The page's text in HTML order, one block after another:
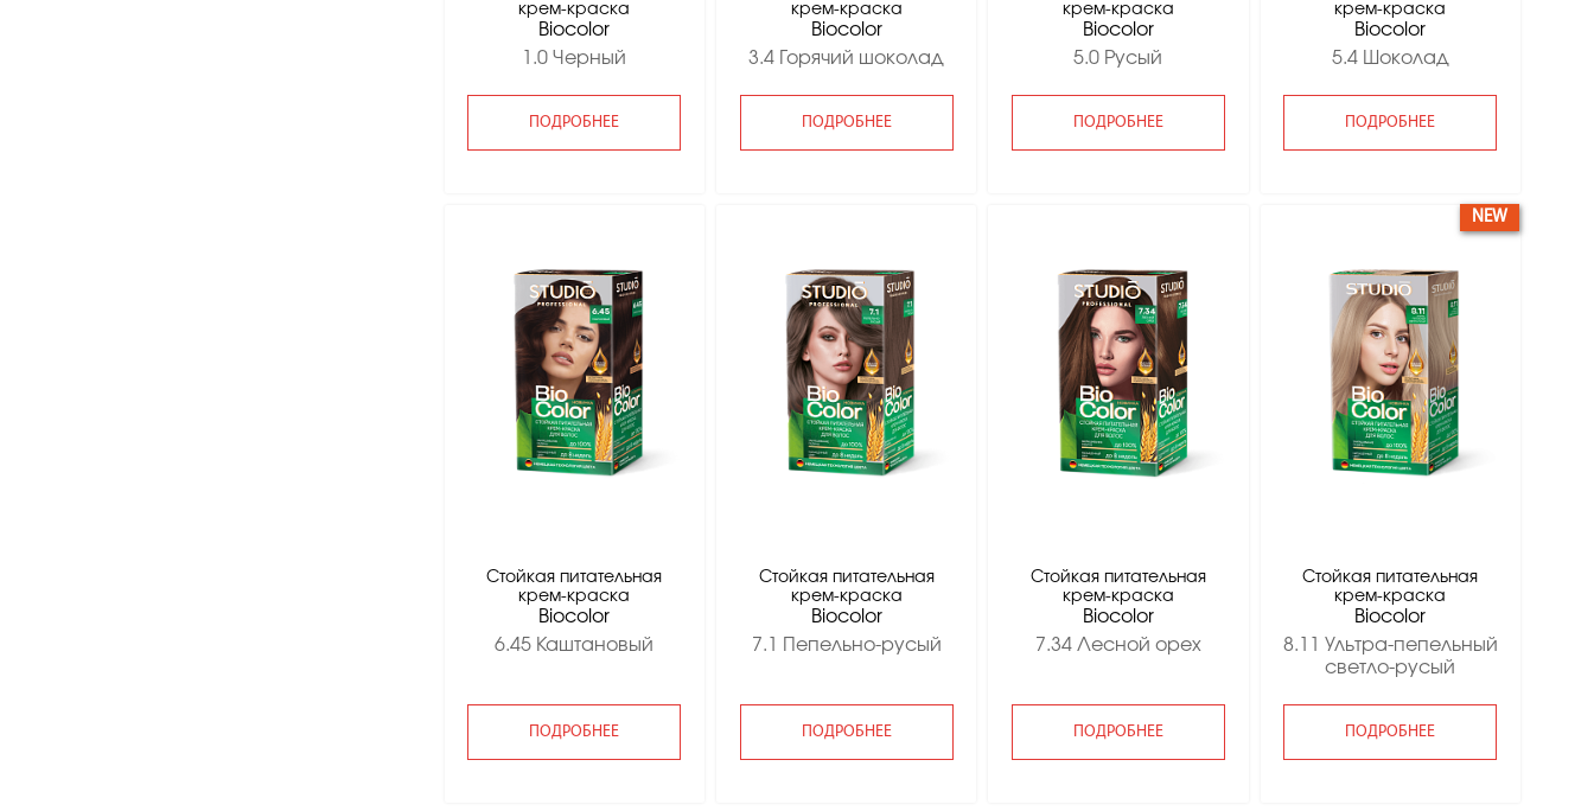
крем-краска
Вiocolor
1.0 Черный
ПОДРОБНЕЕ
крем-краска
Вiocolor
3.4 Горячий шоколад
ПОДРОБНЕЕ
крем-краска
Вiocolor
5.0 Русый
ПОДРОБНЕЕ
крем-краска
Вiocolor
5.4 Шоколад
ПОДРОБНЕЕ
Стойкая питательная
крем-краска
Вiocolor
6.45 Каштановый
ПОДРОБНЕЕ
Стойкая питательная
крем-краска
Вiocolor
7.1 Пепельно-русый
ПОДРОБНЕЕ
Стойкая питательная
крем-краска
Вiocolor
7.34 Лесной орех
ПОДРОБНЕЕ
Стойкая питательная
крем-краска
Вiocolor
8.11 Ультра-пепельный
светло-русый
ПОДРОБНЕЕ
NEW